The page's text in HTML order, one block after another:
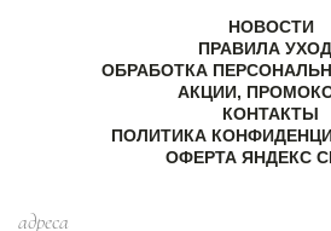
НОВОСТИ
ПРАВИЛА
ОБРАБОТКА
АКЦИИ,
КОНТАКТЫ
ПОЛИТИКА
ОФЕРТА ЯНДЕКС
адреса